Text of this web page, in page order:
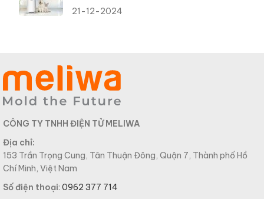
21-12-2024
CÔNG TY TNHH ĐIỆN TỬ MELIWA
Địa chỉ:
153 Trần Trọng Cung, Tân Thuận Đông, Quận 7, Thành phố Hồ
Chí Minh, Việt Nam
Số điện thoại: 0962 377 714